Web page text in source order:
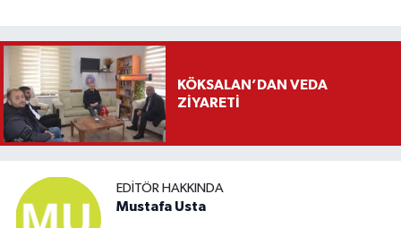
KÖKSALAN’DAN VEDA
ZİYARETİ
EDITÖR HAKKINDA
Mustafa Usta